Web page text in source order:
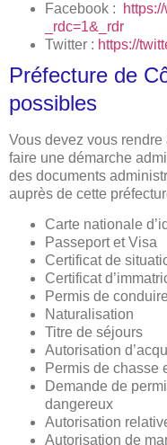
Facebook :
_rdc=1&_rdr
Twitter : https://
Préfecture de
possibles
Vous devez vous
faire une démarche
des documents
auprès de cette
Carte nationale
Passeport et Visa
Certificat de
Certificat
Permis de conduire
Naturalisation
Titre de séjours
Autorisation
Permis de chasse
Demande de
dangereux
Autorisation
Autorisation de